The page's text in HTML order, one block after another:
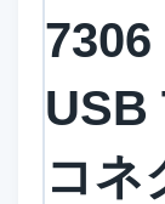
USB
コネ